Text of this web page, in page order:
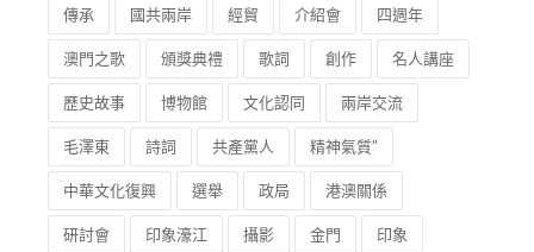
傳承 國共兩岸 經貿 介紹會 四週年
澳門之歌 頒獎典禮 歌詞 創作 名人講座
歷史故事 博物館 文化認同 兩岸交流
毛澤東 詩詞 共產黨人 精神氣質”
中華文化復興 選舉 政局 港澳關係
研討會 印象濠江 攝影 金門 印象